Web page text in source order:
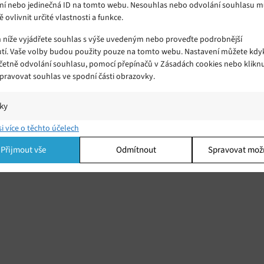
nebo jedinečná ID na tomto webu. Nesouhlas nebo odvolání souhlasu
ovlivnit určité vlastnosti a funkce.
vyjádřete souhlas s výše uvedeným nebo proveďte podrobnější
Vaše volby budou použity pouze na tomto webu. Nastavení můžete
odvolání souhlasu, pomocí přepínačů v Zásadách cookies nebo
souhlas ve spodní části obrazovky.
a/nebo přístup k informacím v zařízení, Porozumění publiku
kombinací údajů z různých zdrojů.
více o těchto účelech
Přijmout vše Odmítnout Spravovat